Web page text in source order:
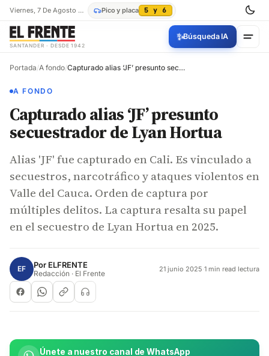
Viernes, 7 De Agosto De 2026 Pico y placa 5 y 6
SANTANDER · DESDE 1942
✨Búsqueda IA
Portada/A fondo/ Capturado alias ‘JF’ presunto secuestrador de Lyan Hortua
A FONDO
Capturado alias ‘JF’ presunto
secuestrador de Lyan Hortua
Alias 'JF' fue capturado en Cali. Es vinculado a
secuestros, narcotráfico y ataques violentos en
Valle del Cauca. Orden de captura por
múltiples delitos. La captura resalta su papel
en el secuestro de Lyan Hortua en 2025.
EF Por ELFRENTE
Redacción · El Frente 21 junio 2025·1 min read lectura
Únete a nuestro canal de WhatsApp